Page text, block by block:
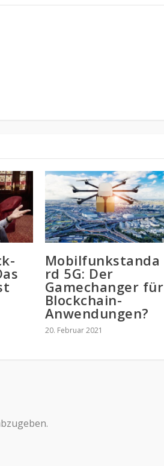
Mobilfunkstanda
rd 5G: Der
Gamechanger für
Blockchain-
Anwendungen?
20. Februar 2021